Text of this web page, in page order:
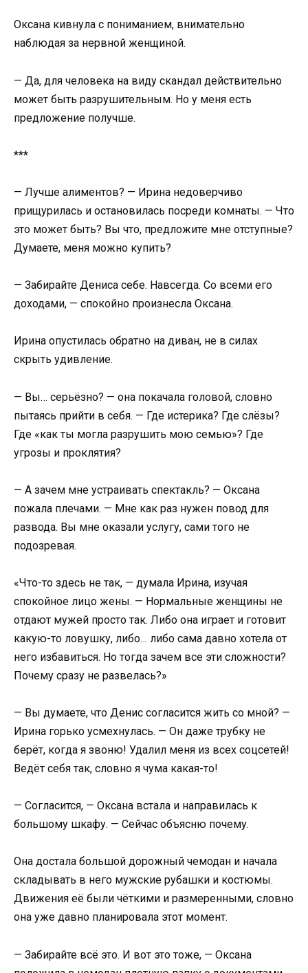
Оксана кивнула с пониманием, внимательно
наблюдая за нервной женщиной.
— Да, для человека на виду скандал действительно
может быть разрушительным. Но у меня есть
предложение получше.
***
— Лучше алиментов? — Ирина недоверчиво
прищурилась и остановилась посреди комнаты. — Что
это может быть? Вы что, предложите мне отступные?
Думаете, меня можно купить?
— Забирайте Дениса себе. Навсегда. Со всеми его
доходами, — спокойно произнесла Оксана.
Ирина опустилась обратно на диван, не в силах
скрыть удивление.
— Вы… серьёзно? — она покачала головой, словно
пытаясь прийти в себя. — Где истерика? Где слёзы?
Где «как ты могла разрушить мою семью»? Где
угрозы и проклятия?
— А зачем мне устраивать спектакль? — Оксана
пожала плечами. — Мне как раз нужен повод для
развода. Вы мне оказали услугу, сами того не
подозревая.
«Что-то здесь не так, — думала Ирина, изучая
спокойное лицо жены. — Нормальные женщины не
отдают мужей просто так. Либо она играет и готовит
какую-то ловушку, либо… либо сама давно хотела от
него избавиться. Но тогда зачем все эти сложности?
Почему сразу не развелась?»
— Вы думаете, что Денис согласится жить со мной? —
Ирина горько усмехнулась. — Он даже трубку не
берёт, когда я звоню! Удалил меня из всех соцсетей!
Ведёт себя так, словно я чума какая-то!
— Согласится, — Оксана встала и направилась к
большому шкафу. — Сейчас объясню почему.
Она достала большой дорожный чемодан и начала
складывать в него мужские рубашки и костюмы.
Движения её были чёткими и размеренными, словно
она уже давно планировала этот момент.
— Забирайте всё это. И вот это тоже, — Оксана